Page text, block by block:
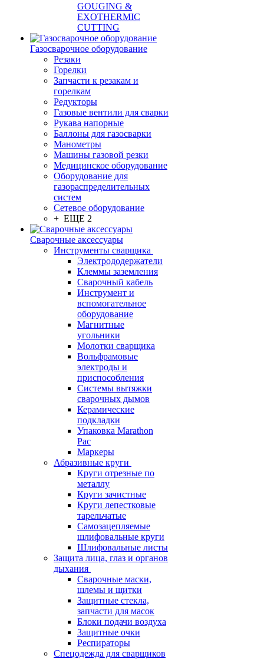
GOUGING &
EXOTHERMIC
CUTTING
Газосварочное оборудование
Резаки
Горелки
Запчасти к резакам и
горелкам
Редукторы
Газовые вентили для сварки
Рукава напорные
Баллоны для газосварки
Манометры
Машины газовой резки
Медицинское оборудование
Оборудование для
газораспределительных
систем
Сетевое оборудование
+ ЕЩЕ 2
Сварочные аксессуары
Инструменты сварщика
Электрододержатели
Клеммы заземления
Сварочный кабель
Инструмент и
вспомогательное
оборудование
Магнитные
угольники
Молотки сварщика
Вольфрамовые
электроды и
приспособления
Системы вытяжки
сварочных дымов
Керамические
подкладки
Упаковка Marathon
Pac
Маркеры
Абразивные круги
Круги отрезные по
металлу
Круги зачистные
Круги лепестковые
тарельчатые
Самозацепляемые
шлифовальные круги
Шлифовальные листы
Защита лица, глаз и органов
дыхания
Сварочные маски,
шлемы и щитки
Защитные стекла,
запчасти для масок
Блоки подачи воздуха
Защитные очки
Респираторы
Спецодежда для сварщиков